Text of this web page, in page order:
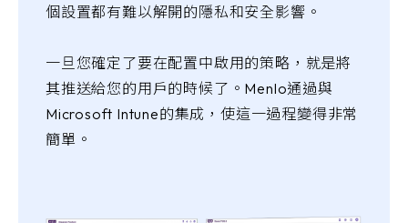
個設置都有難以解開的隱私和安全影響。
一旦您確定了要在配置中啟用的策略，就是將
其推送給您的用戶的時候了。Menlo通過與
Microsoft Intune的集成，使這一過程變得非常
簡單。